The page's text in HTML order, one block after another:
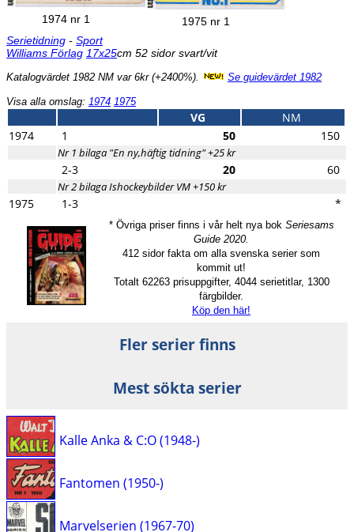
1974 nr 1
1975 nr 1
Serietidning - Sport
Williams Förlag 17x25cm 52 sidor svart/vit
Katalogvärdet 1982 NM var 6kr (+2400%). Se guidevärdet 1982
Visa alla omslag: 1974 1975
VG
NM
1974
1 50 150
Nr 1 bilaga "En ny,häftig tidning" +25 kr
2-3 20 60
Nr 2 bilaga Ishockeybilder VM +150 kr
1975 1-3 *
* Övriga priser finns i vår helt nya bok Seriesams
Guide 2020.
412 sidor fakta om alla svenska serier som
kommit ut!
Totalt 62263 prisuppgifter, 4044 serietitlar, 1300
färgbilder.
Köp den här!
Fler serier finns
Mest sökta serier
Kalle Anka & C:O (1948-)
Fantomen (1950-)
Marvelserien (1967-70)